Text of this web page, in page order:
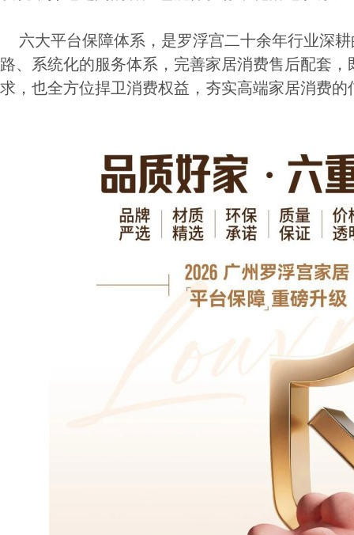
六大平台保障体系，是罗浮宫二十余年行业深
路、系统化的服务体系，完善家居消费售后配套
求，也全方位捍卫消费权益，夯实高端家居消费的